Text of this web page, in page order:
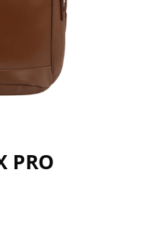
PRO